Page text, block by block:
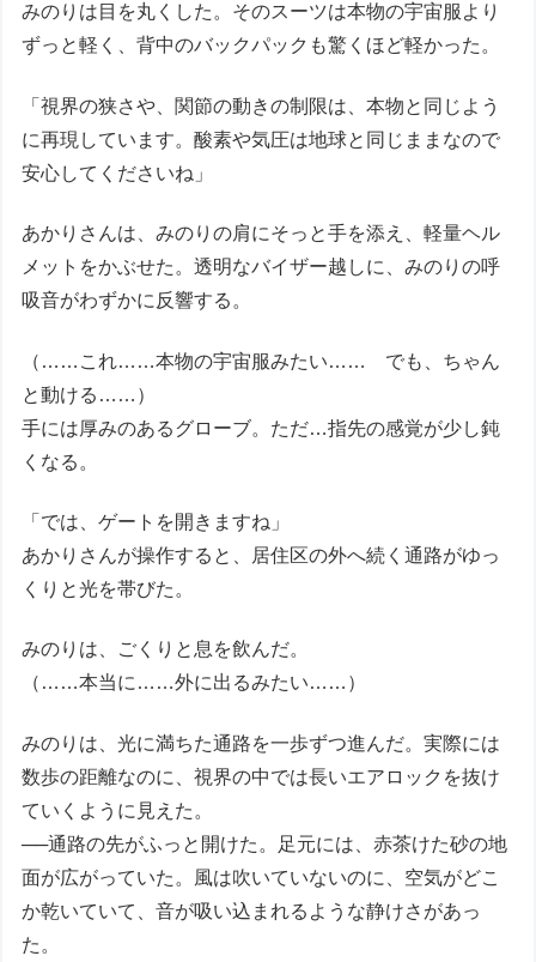
みのりは目を丸くした。そのスーツは本物の宇宙服より
ずっと軽く、背中のバックパックも驚くほど軽かった。
「視界の狭さや、関節の動きの制限は、本物と同じよう
に再現しています。酸素や気圧は地球と同じままなので
安心してくださいね」
あかりさんは、みのりの肩にそっと手を添え、軽量ヘル
メットをかぶせた。透明なバイザー越しに、みのりの呼
吸音がわずかに反響する。
（……これ……本物の宇宙服みたい…… でも、ちゃん
と動ける……）
手には厚みのあるグローブ。ただ…指先の感覚が少し鈍
くなる。
「では、ゲートを開きますね」
あかりさんが操作すると、居住区の外へ続く通路がゆっ
くりと光を帯びた。
みのりは、ごくりと息を飲んだ。
（……本当に……外に出るみたい……）
みのりは、光に満ちた通路を一歩ずつ進んだ。実際には
数歩の距離なのに、視界の中では長いエアロックを抜け
ていくように見えた。
──通路の先がふっと開けた。足元には、赤茶けた砂の地
面が広がっていた。風は吹いていないのに、空気がどこ
か乾いていて、音が吸い込まれるような静けさがあっ
た。